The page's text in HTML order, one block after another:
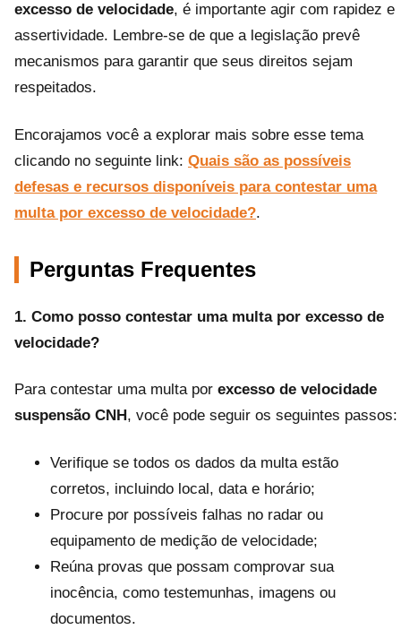
excesso de velocidade, é importante agir com rapidez e
assertividade. Lembre-se de que a legislação prevê
mecanismos para garantir que seus direitos sejam
respeitados.
Encorajamos você a explorar mais sobre esse tema
clicando no seguinte link: Quais são as possíveis
defesas e recursos disponíveis para contestar uma
multa por excesso de velocidade?.
Perguntas Frequentes
1. Como posso contestar uma multa por excesso de
velocidade?
Para contestar uma multa por excesso de velocidade
suspensão CNH, você pode seguir os seguintes passos:
Verifique se todos os dados da multa estão
corretos, incluindo local, data e horário;
Procure por possíveis falhas no radar ou
equipamento de medição de velocidade;
Reúna provas que possam comprovar sua
inocência, como testemunhas, imagens ou
documentos.